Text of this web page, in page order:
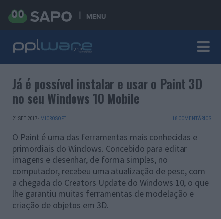
MENU
Já é possível instalar e usar o Paint 3D
no seu Windows 10 Mobile
21 SET 2017 · MICROSOFT 18 COMENTÁRIOS
O Paint é uma das ferramentas mais conhecidas e
primordiais do Windows. Concebido para editar
imagens e desenhar, de forma simples, no
computador, recebeu uma atualização de peso, com
a chegada do Creators Update do Windows 10, o que
lhe garantiu muitas ferramentas de modelação e
criação de objetos em 3D.